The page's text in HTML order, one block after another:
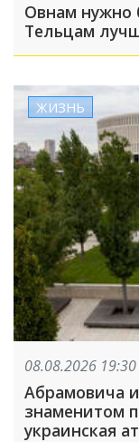
Овнам нужно
Тельцам
ЖИЗНЬ
08.08.2026 19:30
Абрамовича
знаменитом
украинская